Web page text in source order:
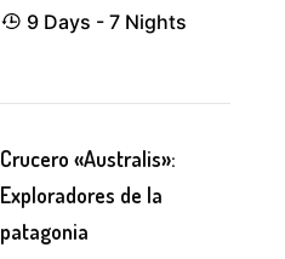
9 Days - 7 Nights
Crucero «Australis»:
Exploradores de la
patagonia